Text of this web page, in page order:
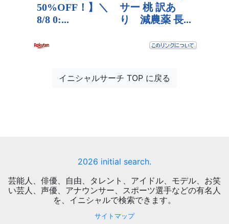
イニシャルサーチ TOP に戻る
2026 initial search.
芸能人、俳優、自由、タレント、アイドル、モデル、お笑
い芸人、声優、アナウンサー、スポーツ選手などの有名人
を、イニシャルで検索できます。
サイトマップ